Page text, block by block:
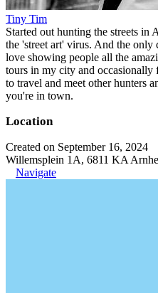
Tiny Tim
Started out hunting the streets
the 'street art' virus. And the
love showing people all the
tours in my city and
to travel and meet other hunters
you're in town.
Location
Created on September 16, 2024
Willemsplein 1A, 6811 KA
Navigate